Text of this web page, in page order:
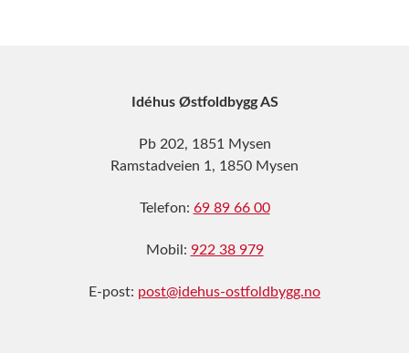
Idéhus Østfoldbygg AS
Pb 202, 1851 Mysen
Ramstadveien 1, 1850 Mysen
Telefon: 69 89 66 00
Mobil: 922 38 979
E-post: post@idehus-ostfoldbygg.no